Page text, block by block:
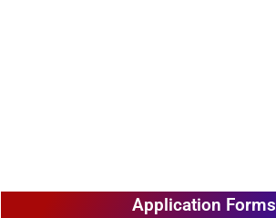
Application Forms